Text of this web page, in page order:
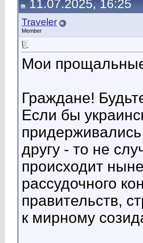
11.07.2025, 16:25
Traveler
Member
Мои
Граждане!
Если бы
другу - то не
происходит
рассудочного
правительств,
к мирному